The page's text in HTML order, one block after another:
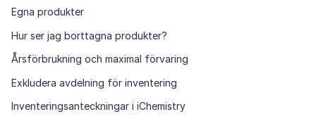
Egna produkter
Hur ser jag borttagna produkter?
Årsförbrukning och maximal förvaring
Exkludera avdelning för inventering
Inventeringsanteckningar i iChemistry